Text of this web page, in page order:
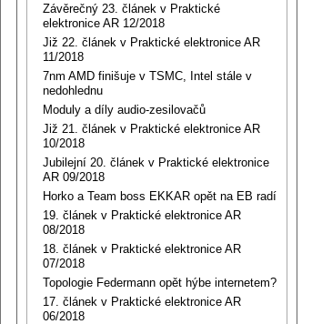
Závěrečný 23. článek v Praktické
elektronice AR 12/2018
Již 22. článek v Praktické elektronice AR
11/2018
7nm AMD finišuje v TSMC, Intel stále v
nedohlednu
Moduly a díly audio-zesilovačů
Již 21. článek v Praktické elektronice AR
10/2018
Jubilejní 20. článek v Praktické elektronice
AR 09/2018
Horko a Team boss EKKAR opět na EB radí
19. článek v Praktické elektronice AR
08/2018
18. článek v Praktické elektronice AR
07/2018
Topologie Federmann opět hýbe internetem?
17. článek v Praktické elektronice AR
06/2018